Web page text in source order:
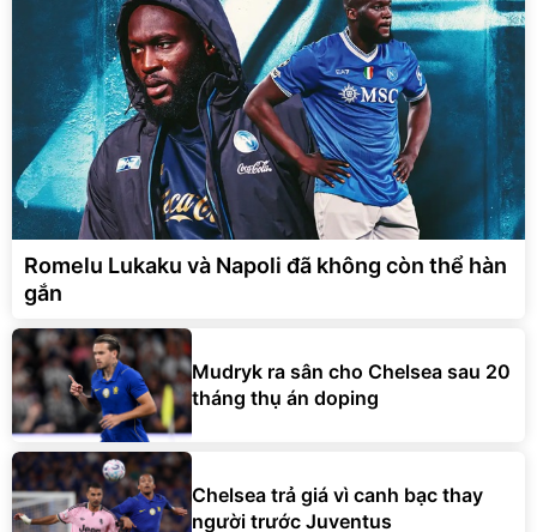
Romelu Lukaku và Napoli đã không còn thể hàn
gắn
Mudryk ra sân cho Chelsea sau 20
tháng thụ án doping
Chelsea trả giá vì canh bạc thay
người trước Juventus